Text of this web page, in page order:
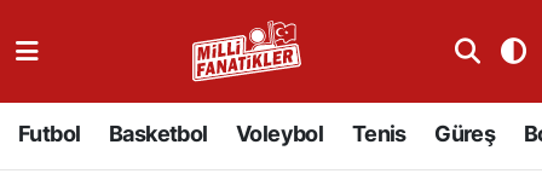
Futbol Basketbol Voleybol Tenis Güreş